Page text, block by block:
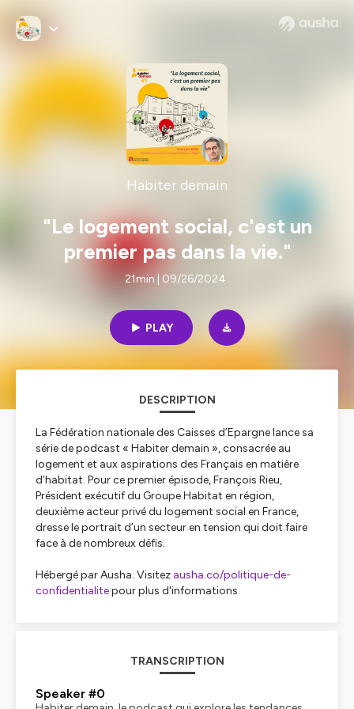
Habiter demain
"Le logement social, c'est un
premier pas dans la vie."
21min | 09/26/2024
PLAY
DESCRIPTION
La Fédération nationale des Caisses d’Epargne lance sa
série de podcast « Habiter demain », consacrée au
logement et aux aspirations des Français en matière
d’habitat. Pour ce premier épisode, François Rieu,
Président exécutif du Groupe Habitat en région,
deuxième acteur privé du logement social en France,
dresse le portrait d’un secteur en tension qui doit faire
face à de nombreux défis.
Hébergé par Ausha. Visitez ausha.co/politique-de-
confidentialitepour plus d'informations.
TRANSCRIPTION
Speaker #0